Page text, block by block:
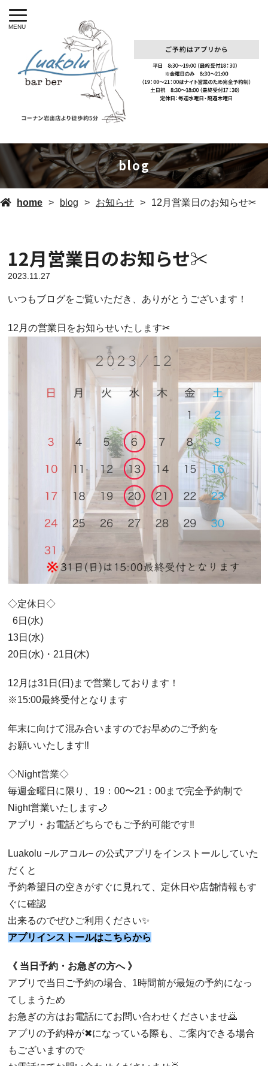
MENU
blog
home blog お知らせ 12月営業日のお知らせ✂︎
12月営業日のお知らせ✂︎
2023.11.27
いつもブログをご覧いただき、ありがとうございます！
12月の営業日をお知らせいたします✂︎
◇定休日◇
6日(水)
13日(水)
20日(水)・21日(木)
12月は31日(日)まで営業しております！
※15:00最終受付となります
年末に向けて混み合いますのでお早めのご予約を
お願いいたします‼︎
◇Night営業◇
毎週金曜日に限り、19：00〜21：00まで完全予約制で
Night営業いたします🌙
アプリ・お電話どちらでもご予約可能です‼︎
Luakolu −ルアコル− の公式アプリをインストールしていた
だくと
予約希望日の空きがすぐに見れて、定休日や店舗情報もす
ぐに確認
出来るのでぜひご利用ください✨
アプリインストールはこちらから
《 当日予約・お急ぎの方へ 》
アプリで当日ご予約の場合、1時間前が最短の予約になっ
てしまうため
お急ぎの方はお電話にてお問い合わせくださいませ🙇
アプリの予約枠が✖︎になっている際も、ご案内できる場合
もございますので